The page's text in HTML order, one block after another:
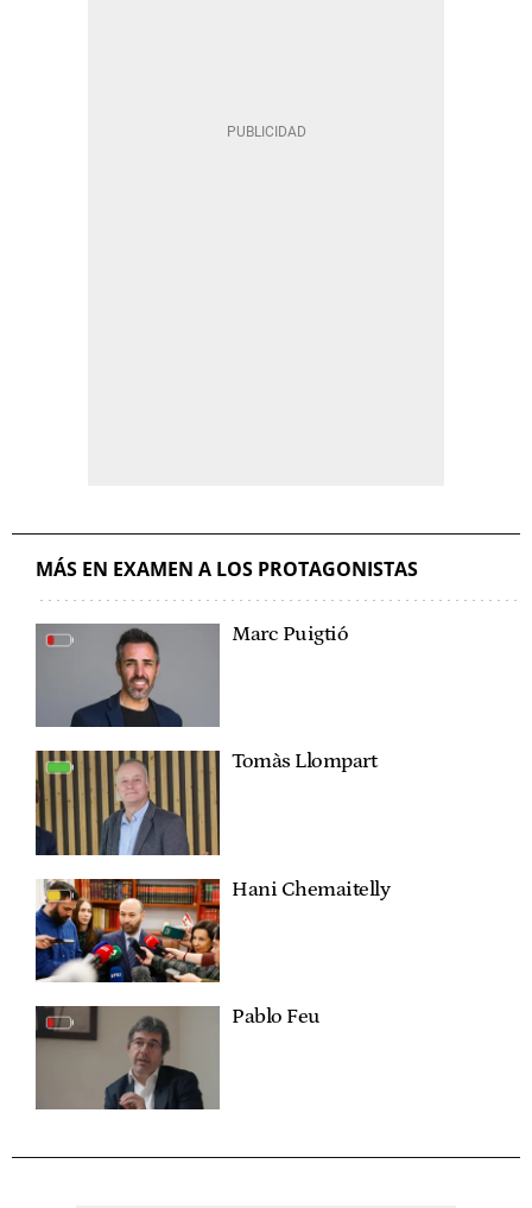
MÁS EN EXAMEN A LOS PROTAGONISTAS
Marc Puigtió
Tomàs Llompart
Hani Chemaitelly
Pablo Feu